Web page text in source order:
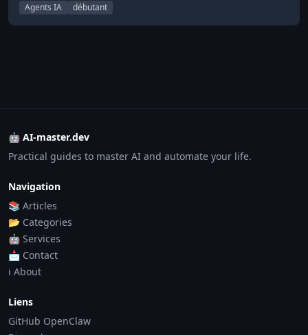
Agents IA débutant
🤖 AI-master.dev
Practical guides to master AI and automate your life.
Navigation
📚 Articles
📂 Categories
🤖 Services
📩 Contact
ℹ️ About
Liens
GitHub OpenClaw